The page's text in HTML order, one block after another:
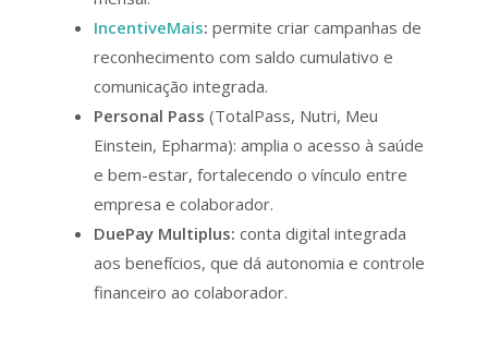
IncentiveMais: permite criar campanhas de
reconhecimento com saldo cumulativo e
comunicação integrada.
Personal Pass (TotalPass, Nutri, Meu
Einstein, Epharma): amplia o acesso à saúde
e bem-estar, fortalecendo o vínculo entre
empresa e colaborador.
DuePay Multiplus: conta digital integrada
aos benefícios, que dá autonomia e controle
financeiro ao colaborador.